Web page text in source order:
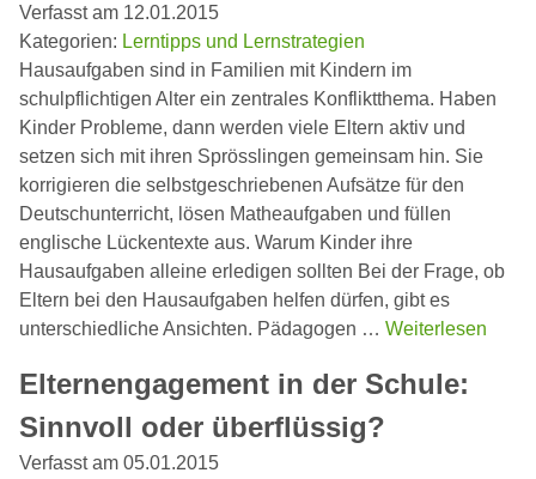
Verfasst am 12.01.2015
Kategorien: Lerntipps und Lernstrategien
Hausaufgaben sind in Familien mit Kindern im
schulpflichtigen Alter ein zentrales Konfliktthema. Haben
Kinder Probleme, dann werden viele Eltern aktiv und
setzen sich mit ihren Sprösslingen gemeinsam hin. Sie
korrigieren die selbstgeschriebenen Aufsätze für den
Deutschunterricht, lösen Matheaufgaben und füllen
englische Lückentexte aus. Warum Kinder ihre
Hausaufgaben alleine erledigen sollten Bei der Frage, ob
Eltern bei den Hausaufgaben helfen dürfen, gibt es
unterschiedliche Ansichten. Pädagogen … Weiterlesen
Elternengagement in der Schule:
Sinnvoll oder überflüssig?
Verfasst am 05.01.2015